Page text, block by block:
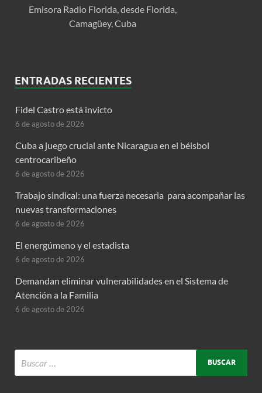
Emisora Radio Florida, desde Florida,
Camagüey, Cuba
ENTRADAS RECIENTES
Fidel Castro está invicto
6 de agosto de 2026
Cuba a juego crucial ante Nicaragua en el béisbol
centrocaribeño
6 de agosto de 2026
Trabajo sindical: una fuerza necesaria para acompañar las
nuevas transformaciones
6 de agosto de 2026
El energúmeno y el estadista
6 de agosto de 2026
Demandan eliminar vulnerabilidades en el Sistema de
Atención a la Familia
6 de agosto de 2026